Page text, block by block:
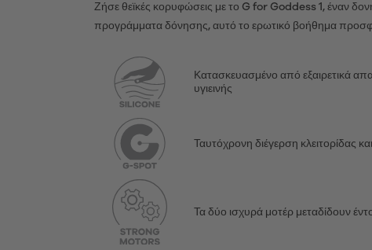
Ζήσε θεϊκές κορυφώσεις με το G for Goddess 1, έναν
προγράμματα δόνησης, αυτό το ερωτικό βοήθημα
Κατασκευασμένο από εξαιρετικά
υγιεινής
Ταυτόχρονη διέγερση κλειτορίδας
Τα δύο ισχυρά μοτέρ μεταδίδουν